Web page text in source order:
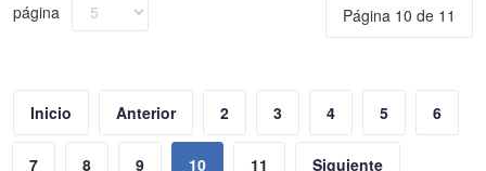
página
Página 10 de 11
Inicio Anterior 2 3 4 5 6
7 8 9 10 11 Siguiente